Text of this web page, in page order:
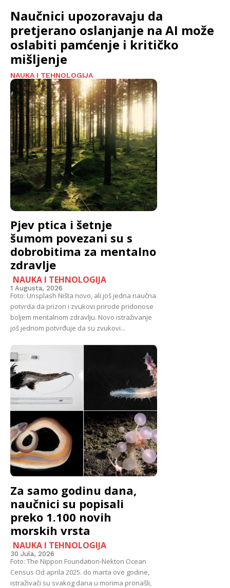
Naučnici upozoravaju da
pretjerano oslanjanje na AI može
oslabiti pamćenje i kritičko
mišljenje
NAUKA I TEHNOLOGIJA
Pjev ptica i šetnje
šumom povezani su s
dobrobitima za mentalno
zdravlje
NAUKA I TEHNOLOGIJA
1 Augusta, 2026
Foto: Unsplash Ništa novo, ali još jedna naučna
potvrda da prizori i zvukovi prirode pridonose
boljem mentalnom zdravlju. Novo istraživanje
još jednom potvrđuje da su zvukovi...
Za samo godinu dana,
naučnici su popisali
preko 1.100 novih
morskih vrsta
NAUKA I TEHNOLOGIJA
30 Jula, 2026
Foto: The Nippon Foundation-Nekton Ocean
Census Od aprila 2025. do marta ove godine,
istraživači su svakog dana u morima pronašli,